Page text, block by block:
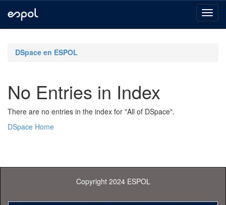
navigationDSpace en ESPOL
No Entries in Index
There are no entries in the index for "All of DSpace".
DSpace Home
Copyright 2024 ESPOL